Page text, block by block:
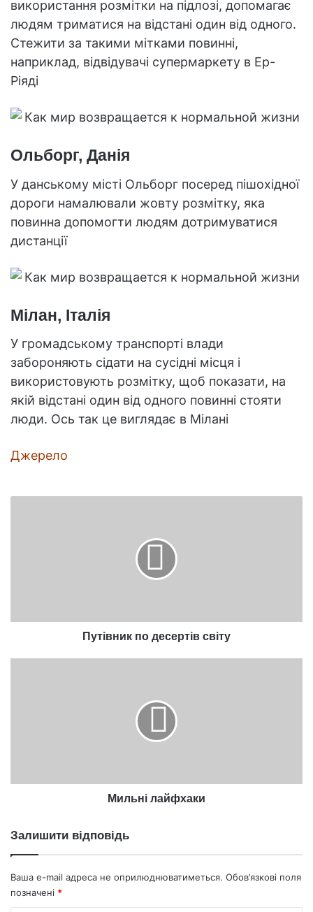
використання розмітки на підлозі, допомагає
людям триматися на відстані один від одного.
Стежити за такими мітками повинні,
наприклад, відвідувачі супермаркету в Ер-
Ріяді
Ольборг, Данія
У данському місті Ольборг посеред пішохідної
дороги намалювали жовту розмітку, яка
повинна допомогти людям дотримуватися
дистанції
Мілан, Італія
У громадському транспорті влади
забороняють сідати на сусідні місця і
використовують розмітку, щоб показати, на
якій відстані один від одного повинні стояти
люди. Ось так це виглядає в Мілані
Джерело
Путівник по десертів світу
Мильні лайфхаки
Залишити відповідь
Ваша e-mail адреса не оприлюднюватиметься. Обов’язкові поля
позначені *